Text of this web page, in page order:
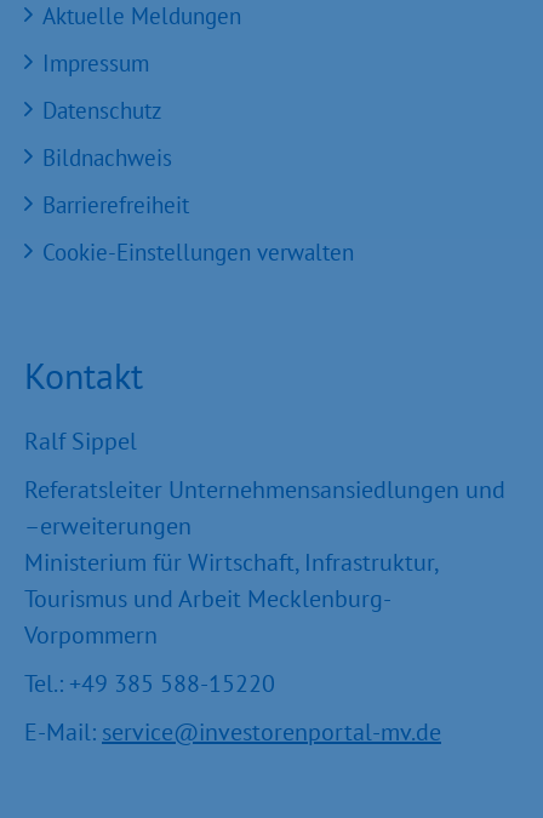
Aktuelle Meldungen
Impressum
Datenschutz
Bildnachweis
Barrierefreiheit
Cookie-Einstellungen verwalten
Kontakt
Ralf Sippel
Referatsleiter Unternehmensansiedlungen und
–erweiterungen
Ministerium für Wirtschaft, Infrastruktur,
Tourismus und Arbeit Mecklenburg-
Vorpommern
Tel.: +49 385 588-15220
E-Mail: service@investorenportal-mv.de